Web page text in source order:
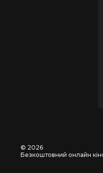
© 2026
Безкоштовний онлайн